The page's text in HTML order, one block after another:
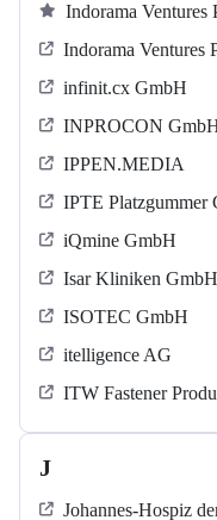
Indorama Ventures
Indorama Ventures
infinit.cx GmbH
INPROCON
IPPEN.MEDIA
IPTE Platzgummer
iQmine GmbH
Isar Kliniken GmbH
ISOTEC GmbH
itelligence AG
ITW Fastener
J
Johannes-Hospiz